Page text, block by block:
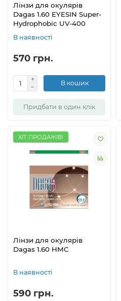
Лінзи для окулярів
Dagas 1.60 EYESIN Super-
Hydrophobic UV-400
В наявності
570 грн.
В кошик
Придбати в один клік
ХІТ ПРОДАЖІВ!
Лінзи для окулярів
Dagas 1.60 HMC
В наявності
590 грн.